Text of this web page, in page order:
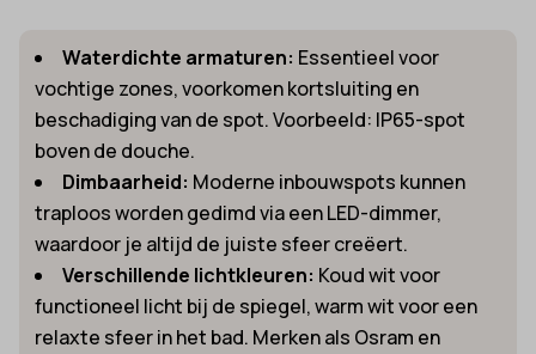
Waterdichte armaturen: Essentieel voor
vochtige zones, voorkomen kortsluiting en
beschadiging van de spot. Voorbeeld: IP65-spot
boven de douche.
Dimbaarheid: Moderne inbouwspots kunnen
traploos worden gedimd via een LED-dimmer,
waardoor je altijd de juiste sfeer creëert.
Verschillende lichtkleuren: Koud wit voor
functioneel licht bij de spiegel, warm wit voor een
relaxte sfeer in het bad. Merken als Osram en